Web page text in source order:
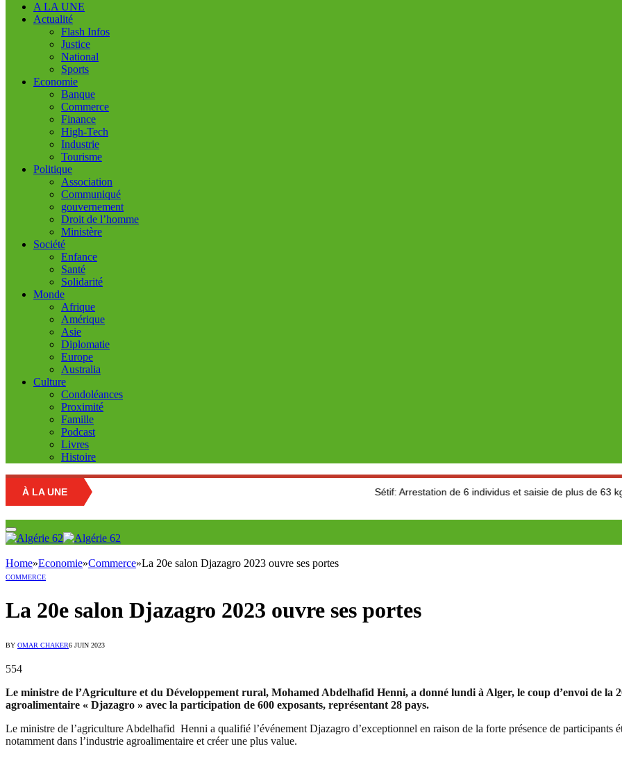
A LA UNE
Actualité
Flash Infos
Justice
National
Sports
Economie
Banque
Commerce
Finance
High-Tech
Industrie
Tourisme
Politique
Association
Communiqué
gouvernement
Droit de l’homme
Ministère
Société
Enfance
Santé
Solidarité
Monde
Afrique
Amérique
Asie
Diplomatie
Europe
Australia
Culture
Condoléances
Proximité
Famille
Podcast
Livres
Histoire
À LA UNE Sétif: Arrestation de 6 individus et saisie de plus de 63 kg de cannabis
Home»Economie»Commerce»La 20e salon Djazagro 2023 ouvre ses portes
COMMERCE
La 20e salon Djazagro 2023 ouvre ses portes
BY OMAR CHAKER6 JUIN 2023
554
Le ministre de l’Agriculture et du Développement rural, Mohamed Abdelhafid Henni, a donné lundi à Alger, le coup d’envoi de la
agroalimentaire « Djazagro » avec la participation de 600 exposants, représentant 28 pays.
Le ministre de l’agriculture Abdelhafid Henni a qualifié l’événement Djazagro d’exceptionnel en raison de la forte présence de participants
notamment dans l’industrie agroalimentaire et créer une plus value.